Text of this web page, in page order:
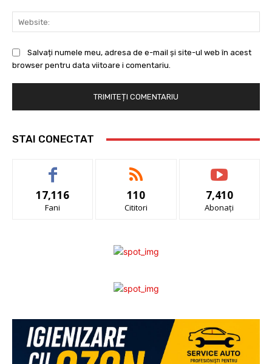
Salvați numele meu, adresa de e-mail și site-ul web în acest
browser pentru data viitoare i comentariu.
STAI CONECTAT
17,116
Fani
110
Cititori
7,410
Abonați